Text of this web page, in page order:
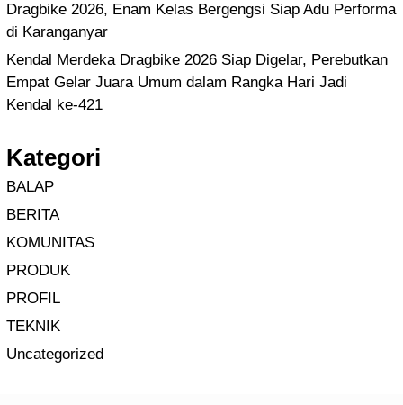
Dragbike 2026, Enam Kelas Bergengsi Siap Adu Performa
di Karanganyar
Kendal Merdeka Dragbike 2026 Siap Digelar, Perebutkan
Empat Gelar Juara Umum dalam Rangka Hari Jadi
Kendal ke-421
Kategori
BALAP
BERITA
KOMUNITAS
PRODUK
PROFIL
TEKNIK
Uncategorized